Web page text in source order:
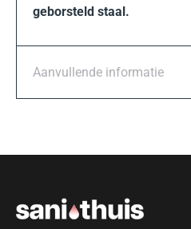
geborsteld staal.
Aanvullende informatie